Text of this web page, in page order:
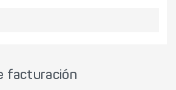
facturación